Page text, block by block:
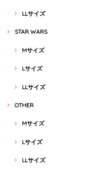
LLサイズ
STAR WARS
Mサイズ
Lサイズ
LLサイズ
OTHER
Mサイズ
Lサイズ
LLサイズ